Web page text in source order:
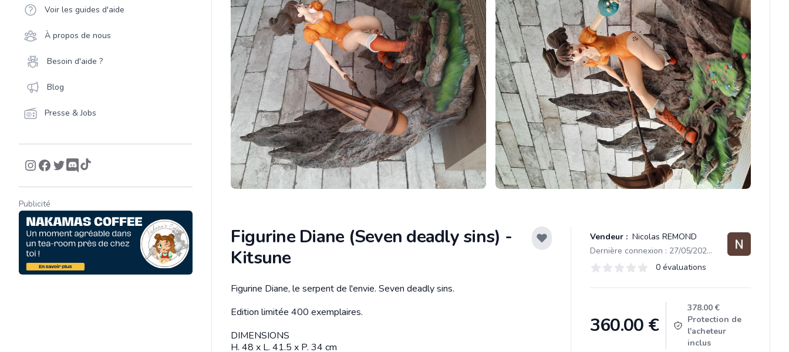
Voir les guides d'aide
À propos de nous
Besoin d'aide ?
Blog
Presse & Jobs
Publicité
Figurine Diane (Seven deadly sins) -
Kitsune
Vendeur : Nicolas REMOND
Dernière connexion : 27/05/2024 16:56
Évaluations
0 sur 5 étoiles 0 évaluations
360.00 €
378.00 €
Protection de
l'acheteur
inclus
Description
Figurine Diane, le serpent de l'envie. Seven deadly sins.
Edition limitée 400 exemplaires.
DIMENSIONS
H. 48 x L. 41.5 x P. 34 cm